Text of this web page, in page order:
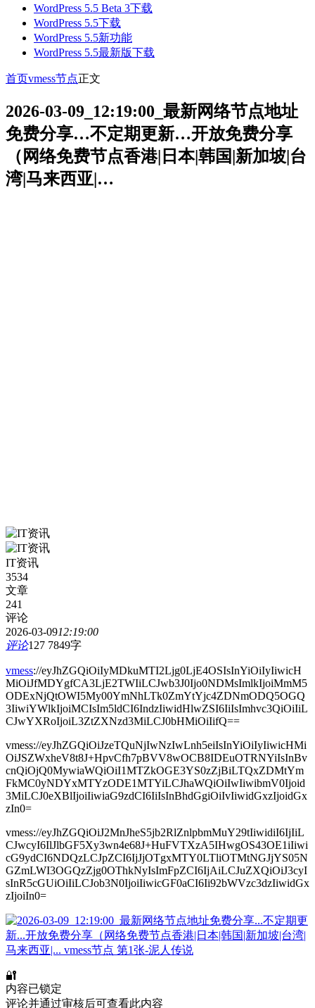
WordPress 5.5 Beta 3下载
WordPress 5.5下载
WordPress 5.5新功能
WordPress 5.5最新版下载
首页vmess节点正文
2026-03-09_12:19:00_最新网络节点地址
免费分享…不定期更新…开放免费分享
（网络免费节点香港|日本|韩国|新加坡|台
湾|马来西亚|…
IT资讯
3534
文章
241
评论
2026-03-0912:19:00
评论127 7849字
vmess://eyJhZGQiOiIyMDkuMTI2Ljg0LjE4OSIsInYiOiIyIiwicH
MiOiJfMDYgfCA3LjE2TWIiLCJwb3J0Ijo0NDMsImlkIjoiMmM5
ODExNjQtOWI5My00YmNhLTk0ZmYtYjc4ZDNmODQ5OGQ
3IiwiYWlkIjoiMCIsIm5ldCI6IndzIiwidHlwZSI6IiIsImhvc3QiOiIiL
CJwYXRoIjoiL3ZtZXNzd3MiLCJ0bHMiOiIifQ==
vmess://eyJhZGQiOiJzeTQuNjIwNzIwLnh5eiIsInYiOiIyIiwicHMi
OiJSZWxheV8t8J+HpvCfh7pBVV8wOCB8IDEuOTRNYiIsInBv
cnQiOjQ0MywiaWQiOiI1MTZkOGE3YS0zZjBiLTQxZDMtYm
FkMC0yNDYxMTYzODE1MTYiLCJhaWQiOiIwIiwibmV0Ijoid
3MiLCJ0eXBlIjoiIiwiaG9zdCI6IiIsInBhdGgiOiIvIiwidGxzIjoidGx
zIn0=
vmess://eyJhZGQiOiJ2MnJheS5jb2RlZnlpbmMuY29tIiwidiI6IjIiL
CJwcyI6IlJlbGF5Xy3wn4e68J+HuFVTXzA5IHwgOS43OE1iIiwi
cG9ydCI6NDQzLCJpZCI6IjJjOTgxMTY0LTliOTMtNGJjYS05N
GZmLWI3OGQzZjg0OThkNyIsImFpZCI6IjAiLCJuZXQiOiJ3cyI
sInR5cGUiOiIiLCJob3N0IjoiIiwicGF0aCI6Ii92bWVzc3dzIiwidGx
zIjoiIn0=
🔐
内容已锁定
评论并通过审核后可查看此内容